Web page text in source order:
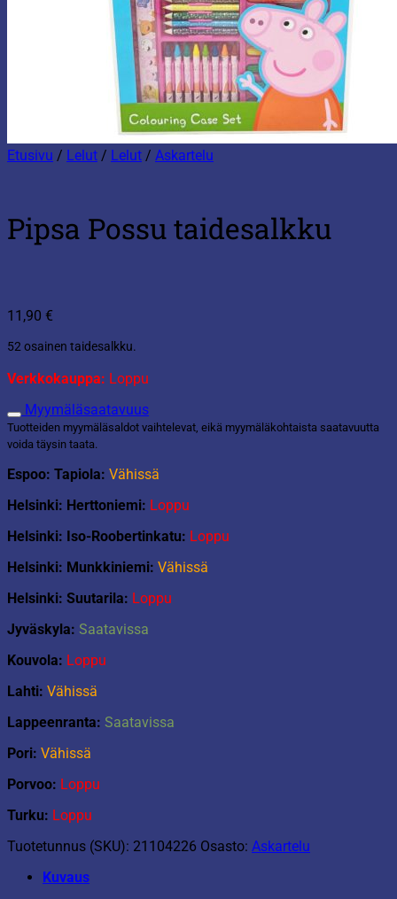
Etusivu / Lelut / Lelut / Askartelu
Pipsa Possu taidesalkku
11,90 €
52 osainen taidesalkku.
Verkkokauppa: Loppu
Myymäläsaatavuus
Tuotteiden myymäläsaldot vaihtelevat, eikä myymäläkohtaista saatavuutta
voida täysin taata.
Espoo: Tapiola: Vähissä
Helsinki: Herttoniemi: Loppu
Helsinki: Iso-Roobertinkatu: Loppu
Helsinki: Munkkiniemi: Vähissä
Helsinki: Suutarila: Loppu
Jyväskyla: Saatavissa
Kouvola: Loppu
Lahti: Vähissä
Lappeenranta: Saatavissa
Pori: Vähissä
Porvoo: Loppu
Turku: Loppu
Tuotetunnus (SKU): 21104226 Osasto: Askartelu
Kuvaus